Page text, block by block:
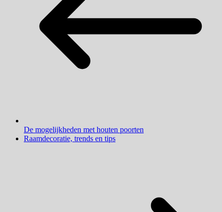
De mogelijkheden met houten poorten
Raamdecoratie, trends en tips